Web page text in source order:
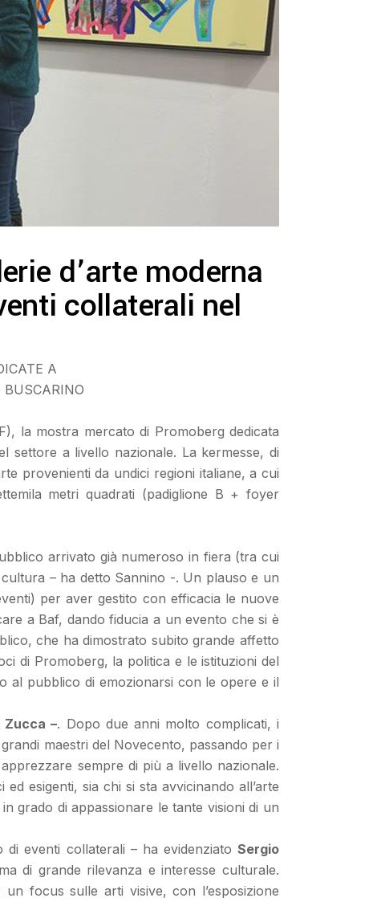
d’arte moderna
collaterali nel
A
la mostra mercato di Promoberg dedicata
settore a livello nazionale. La kermesse, di
provenienti da undici regioni italiane, a cui
metri quadrati (padiglione B + foyer
arrivato già numeroso in fiera (tra cui
– ha detto Sannino -. Un plauso e un
per aver gestito con efficacia le nuove
a Baf, dando fiducia a un evento che si è
che ha dimostrato subito grande affetto
di Promoberg, la politica e le istituzioni del
al pubblico di emozionarsi con le opere e il
Zucca –. Dopo due anni molto complicati, i
maestri del Novecento, passando per i
sempre di più a livello nazionale.
esigenti, sia chi si sta avvicinando all’arte
grado di appassionare le tante visioni di un
eventi collaterali – ha evidenziato Sergio
di grande rilevanza e interesse culturale.
focus sulle arti visive, con l’esposizione